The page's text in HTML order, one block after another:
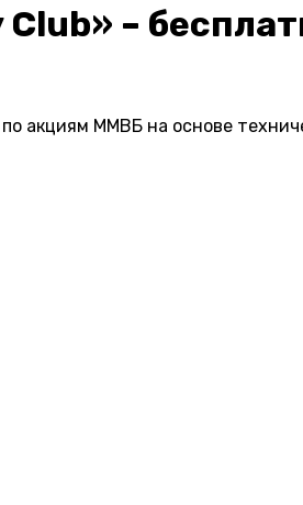
–
акциям ММВБ на основе